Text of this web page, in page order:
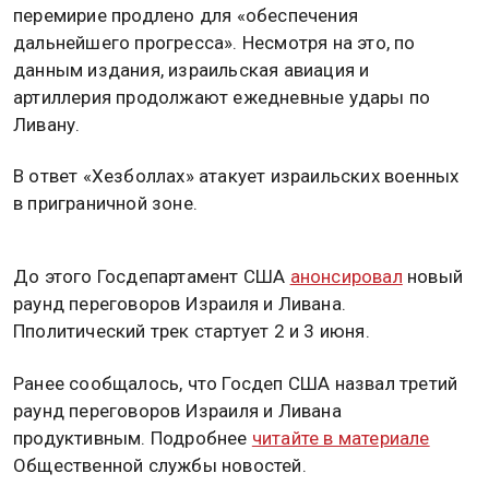
перемирие продлено для «обеспечения
дальнейшего прогресса». Несмотря на это, по
данным издания, израильская авиация и
артиллерия продолжают ежедневные удары по
Ливану.
В ответ «Хезболлах» атакует израильских военных
в приграничной зоне.
До этого Госдепартамент США анонсировал новый
раунд переговоров Израиля и Ливана.
Пполитический трек стартует 2 и 3 июня.
Ранее сообщалось, что Госдеп США назвал третий
раунд переговоров Израиля и Ливана
продуктивным. Подробнее читайте в материале
Общественной службы новостей.